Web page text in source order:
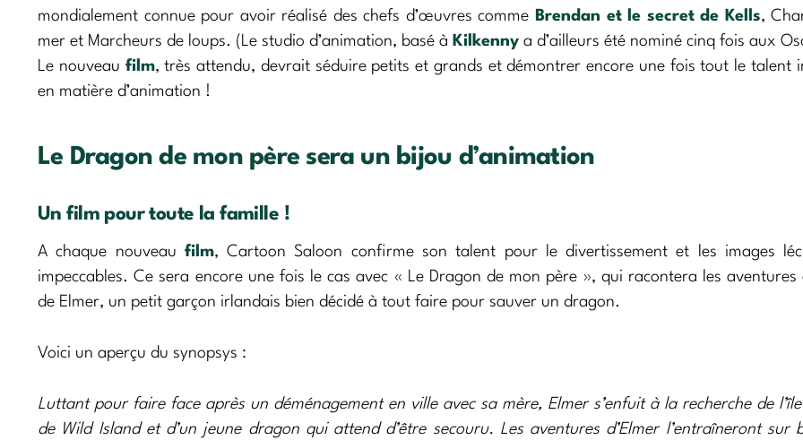
mondialement connue pour avoir réalisé des chefs d’œuvres comme
Brendan et le secret de Kells,
mer et Marcheurs de loups. (Le studio d’animation, basé à Kilkenny a d’ailleurs été nominé cinq fois aux
Le nouveau film, très attendu, devrait séduire petits et grands et démontrer encore une fois tout le talent
en matière d’animation !
Le Dragon de mon père sera un bijou d’animation
Un film pour toute la famille !
A chaque nouveau film, Cartoon Saloon confirme son talent pour le divertissement et les images
impeccables. Ce sera encore une fois le cas avec « Le Dragon de mon père », qui racontera les aventures
de Elmer, un petit garçon irlandais bien décidé à tout faire pour sauver un dragon.
Voici un aperçu du synopsys :
Luttant pour faire face après un déménagement en ville avec sa mère, Elmer s’enfuit à la recherche de
de Wild Island et d’un jeune dragon qui attend d’être secouru. Les aventures d’Elmer l’entraîneront sur